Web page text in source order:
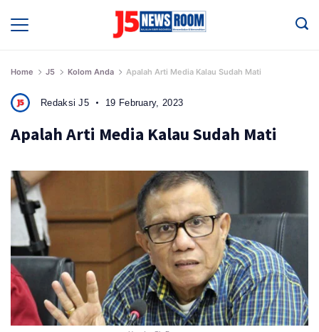
Home J5 Kolom Anda Apalah Arti Media Kalau Sudah Mati
Redaksi J5 19 February, 2023
Apalah Arti Media Kalau Sudah Mati